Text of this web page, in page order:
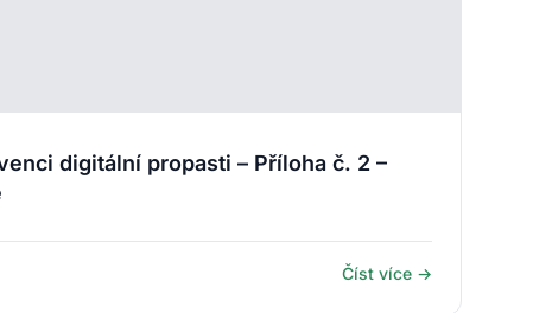
digitální propasti – Příloha č. 2 –
Číst více →